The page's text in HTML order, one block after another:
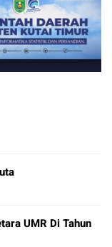
UMR Di Tahun